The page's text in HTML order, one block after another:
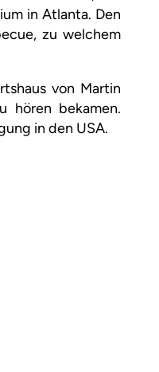
in Atlanta. Den
zu welchem
von Martin
hören bekamen.
in den USA.